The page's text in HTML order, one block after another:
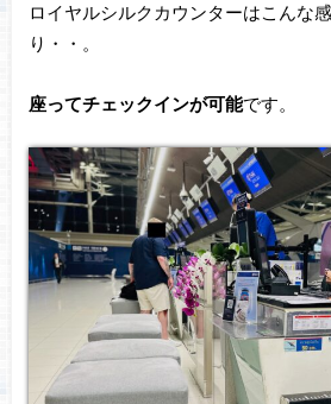
ロイヤルシルクカウンターはこんな
り・・。
座ってチェックインが可能です。